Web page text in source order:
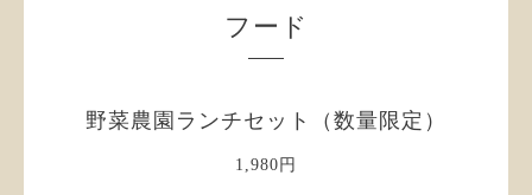
フード
野菜農園ランチセット（数量限定）
1,980円